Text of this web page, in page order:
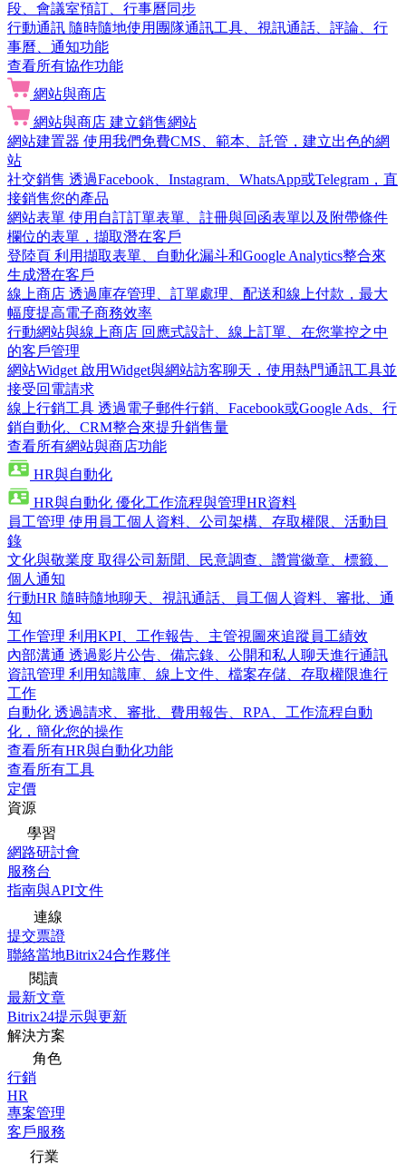
段、會議室預訂、行事曆同步
行動通訊 隨時隨地使用團隊通訊工具、視訊通話、評論、行
事曆、通知功能
查看所有協作功能
網站與商店
網站與商店 建立銷售網站
網站建置器 使用我們免費CMS、範本、託管，建立出色的網
站
社交銷售 透過Facebook、Instagram、WhatsApp或Telegram，直
接銷售您的產品
網站表單 使用自訂訂單表單、註冊與回函表單以及附帶條件
欄位的表單，擷取潛在客戶
登陸頁 利用擷取表單、自動化漏斗和Google Analytics整合來
生成潛在客戶
線上商店 透過庫存管理、訂單處理、配送和線上付款，最大
幅度提高電子商務效率
行動網站與線上商店 回應式設計、線上訂單、在您掌控之中
的客戶管理
網站Widget 啟用Widget與網站訪客聊天，使用熱門通訊工具並
接受回電請求
線上行銷工具 透過電子郵件行銷、Facebook或Google Ads、行
銷自動化、CRM整合來提升銷售量
查看所有網站與商店功能
HR與自動化
HR與自動化 優化工作流程與管理HR資料
員工管理 使用員工個人資料、公司架構、存取權限、活動目
錄
文化與敬業度 取得公司新聞、民意調查、讚賞徽章、標籤、
個人通知
行動HR 隨時隨地聊天、視訊通話、員工個人資料、審批、通
知
工作管理 利用KPI、工作報告、主管視圖來追蹤員工績效
內部溝通 透過影片公告、備忘錄、公開和私人聊天進行通訊
資訊管理 利用知識庫、線上文件、檔案存儲、存取權限進行
工作
自動化 透過請求、審批、費用報告、RPA、工作流程自動
化，簡化您的操作
查看所有HR與自動化功能
查看所有工具
定價
資源
學習
網路研討會
服務台
指南與API文件
連線
提交票證
聯絡當地Bitrix24合作夥伴
閱讀
最新文章
Bitrix24提示與更新
解決方案
角色
行銷
HR
專案管理
客戶服務
行業